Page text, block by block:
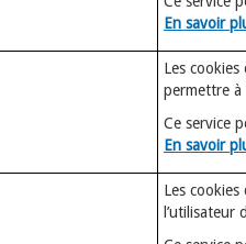
En savoir
Les
permettre à
Ce service
En savoir
Les
l’utilisateur